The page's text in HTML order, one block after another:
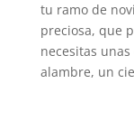
tu ramo de
preciosa, que
necesitas
alambre, un